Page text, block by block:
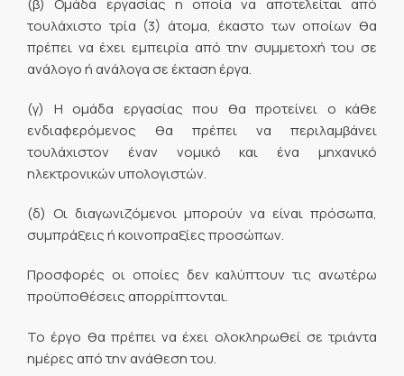
τουλάχιστο τρία (3) άτομα, έκαστο των οποίων θα
πρέπει να έχει εμπειρία από την συμμετοχή του σε
ανάλογο ή ανάλογα σε έκταση έργα.
(γ) Η ομάδα εργασίας που θα προτείνει ο κάθε
ενδιαφερόμενος θα πρέπει να περιλαμβάνει
τουλάχιστον έναν νομικό και ένα μηχανικό
ηλεκτρονικών υπολογιστών.
(δ) Οι διαγωνιζόμενοι μπορούν να είναι πρόσωπα,
συμπράξεις ή κοινοπραξίες προσώπων.
Προσφορές οι οποίες δεν καλύπτουν τις ανωτέρω
προϋποθέσεις απορρίπτονται.
Το έργο θα πρέπει να έχει ολοκληρωθεί σε τριάντα
ημέρες από την ανάθεση του.